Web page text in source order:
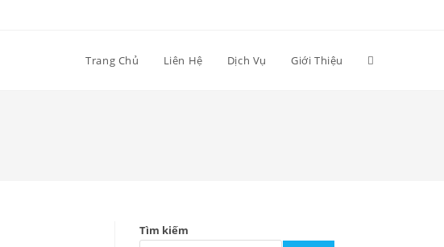
Trang Chủ Liên Hệ Dịch Vụ Giới Thiệu
Tìm kiếm